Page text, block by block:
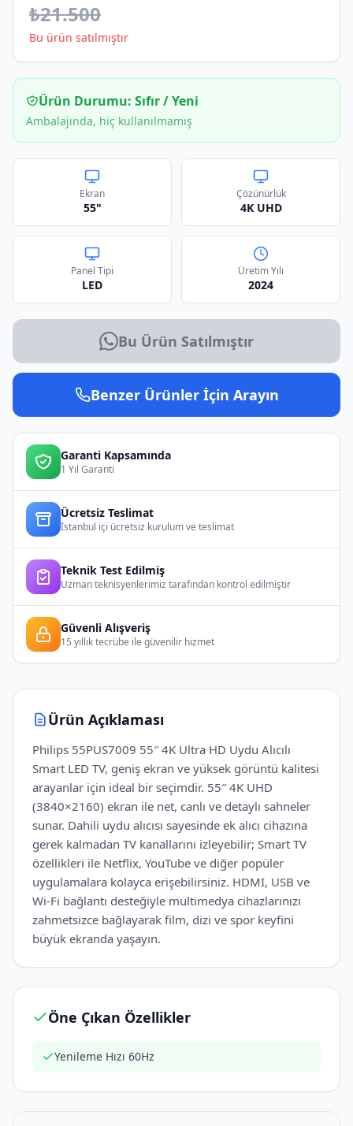
Ürün Açıklaması
Philips 55PUS7009 55″ 4K Ultra HD Uydu Alıcılı
Smart LED TV, geniş ekran ve yüksek görüntü kalitesi
arayanlar için ideal bir seçimdir. 55″ 4K UHD
(3840×2160) ekran ile net, canlı ve detaylı sahneler
sunar. Dahili uydu alıcısı sayesinde ek alıcı cihazına
gerek kalmadan TV kanallarını izleyebilir; Smart TV
özellikleri ile Netflix, YouTube ve diğer popüler
uygulamalara kolayca erişebilirsiniz. HDMI, USB ve
Wi-Fi bağlantı desteğiyle multimedya cihazlarınızı
zahmetsizce bağlayarak film, dizi ve spor keyfini
büyük ekranda yaşayın.
Öne Çıkan Özellikler
Yenileme Hızı 60Hz
₺21.500
Bu ürün satılmıştır
Ürün Durumu: Sıfır / Yeni
Ambalajında, hiç kullanılmamış
Ekran
55"
Çözünürlük
4K UHD
Panel Tipi
LED
Üretim Yılı
2024
Bu Ürün Satılmıştır
Benzer Ürünler İçin Arayın
Garanti Kapsamında
1 Yıl Garanti
Ücretsiz Teslimat
İstanbul içi ücretsiz kurulum ve teslimat
Teknik Test Edilmiş
Uzman teknisyenlerimiz tarafından kontrol edilmiştir
Güvenli Alışveriş
15 yıllık tecrübe ile güvenilir hizmet